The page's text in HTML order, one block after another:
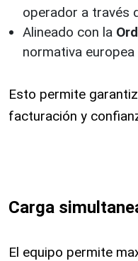
operador a través
Alineado con la
normativa europea
Esto permite
facturación y
Carga
El equipo permite